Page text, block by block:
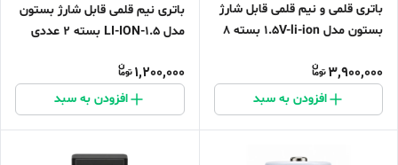
باتری قلمی و نیم قلمی قابل شارژ
بستون مدل 1.5V-li-ion بسته ۸
3,900,000
افزودن به سبد
باتری نیم قلمی قابل شارژ بستون
مدل 1.5-LI-ION بسته ۲ عددی
1,200,000
افزودن به سبد